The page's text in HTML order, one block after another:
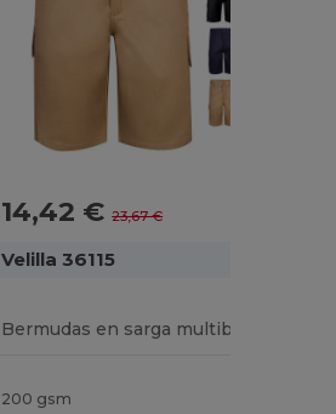
14,42 €23,67 €
Velilla 36115
200 gsm